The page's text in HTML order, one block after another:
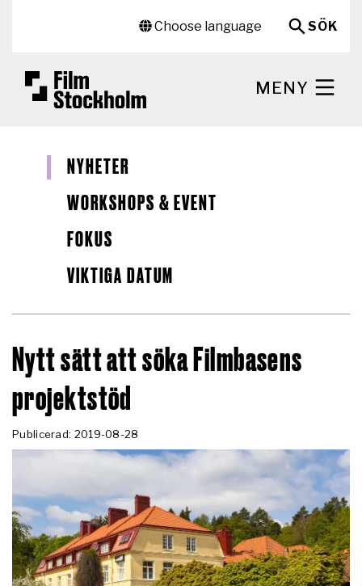
Choose language
SÖK
MENY
NYHETER
WORKSHOPS & EVENT
FOKUS
VIKTIGA DATUM
Nytt sätt att söka Filmbasens
projektstöd
Publicerad: 2019-08-28